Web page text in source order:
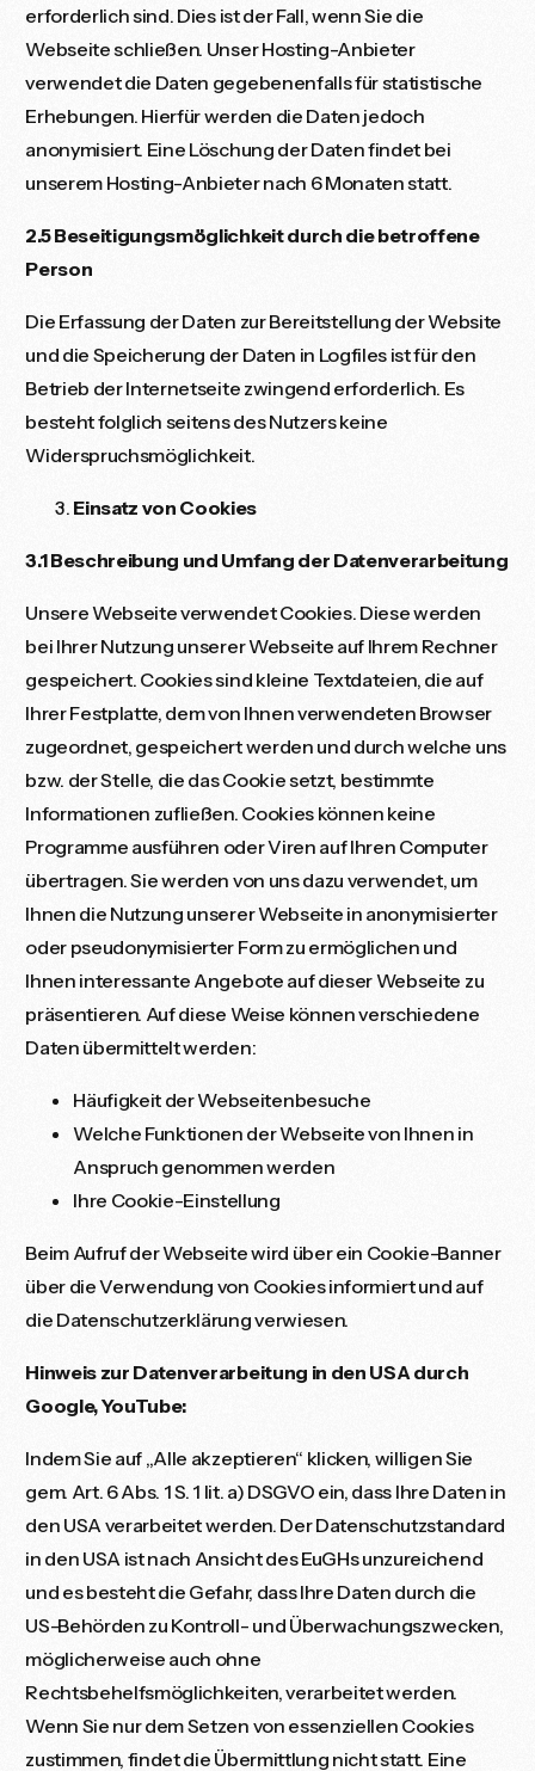
erforderlich sind. Dies ist der Fall, wenn Sie die
Webseite schließen. Unser Hosting-Anbieter
verwendet die Daten gegebenenfalls für statistische
Erhebungen. Hierfür werden die Daten jedoch
anonymisiert. Eine Löschung der Daten findet bei
unserem Hosting-Anbieter nach 6 Monaten statt.
2.5 Beseitigungsmöglichkeit durch die betroffene
Person
Die Erfassung der Daten zur Bereitstellung der Website
und die Speicherung der Daten in Logfiles ist für den
Betrieb der Internetseite zwingend erforderlich. Es
besteht folglich seitens des Nutzers keine
Widerspruchsmöglichkeit.
Einsatz von Cookies
3.1 Beschreibung und Umfang der Datenverarbeitung
Unsere Webseite verwendet Cookies. Diese werden
bei Ihrer Nutzung unserer Webseite auf Ihrem Rechner
gespeichert. Cookies sind kleine Textdateien, die auf
Ihrer Festplatte, dem von Ihnen verwendeten Browser
zugeordnet, gespeichert werden und durch welche uns
bzw. der Stelle, die das Cookie setzt, bestimmte
Informationen zufließen. Cookies können keine
Programme ausführen oder Viren auf Ihren Computer
übertragen. Sie werden von uns dazu verwendet, um
Ihnen die Nutzung unserer Webseite in anonymisierter
oder pseudonymisierter Form zu ermöglichen und
Ihnen interessante Angebote auf dieser Webseite zu
präsentieren. Auf diese Weise können verschiedene
Daten übermittelt werden:
Häufigkeit der Webseitenbesuche
Welche Funktionen der Webseite von Ihnen in
Anspruch genommen werden
Ihre Cookie-Einstellung
Beim Aufruf der Webseite wird über ein Cookie-Banner
über die Verwendung von Cookies informiert und auf
die Datenschutzerklärung verwiesen.
Hinweis zur Datenverarbeitung in den USA durch
Google, YouTube:
Indem Sie auf „Alle akzeptieren“ klicken, willigen Sie
gem. Art. 6 Abs. 1 S. 1 lit. a) DSGVO ein, dass Ihre Daten in
den USA verarbeitet werden. Der Datenschutzstandard
in den USA ist nach Ansicht des EuGHs unzureichend
und es besteht die Gefahr, dass Ihre Daten durch die
US-Behörden zu Kontroll- und Überwachungszwecken,
möglicherweise auch ohne
Rechtsbehelfsmöglichkeiten, verarbeitet werden.
Wenn Sie nur dem Setzen von essenziellen Cookies
zustimmen, findet die Übermittlung nicht statt. Eine